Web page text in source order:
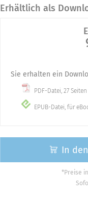
Erhältlich als
Sie erhalten ein
PDF-Datei, 27
EPUB-Datei, für
In
*Preise